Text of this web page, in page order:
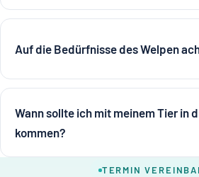
Auf die Bedürfnisse des Welpen
Wann sollte ich mit meinem Tier in
kommen?
TERMIN